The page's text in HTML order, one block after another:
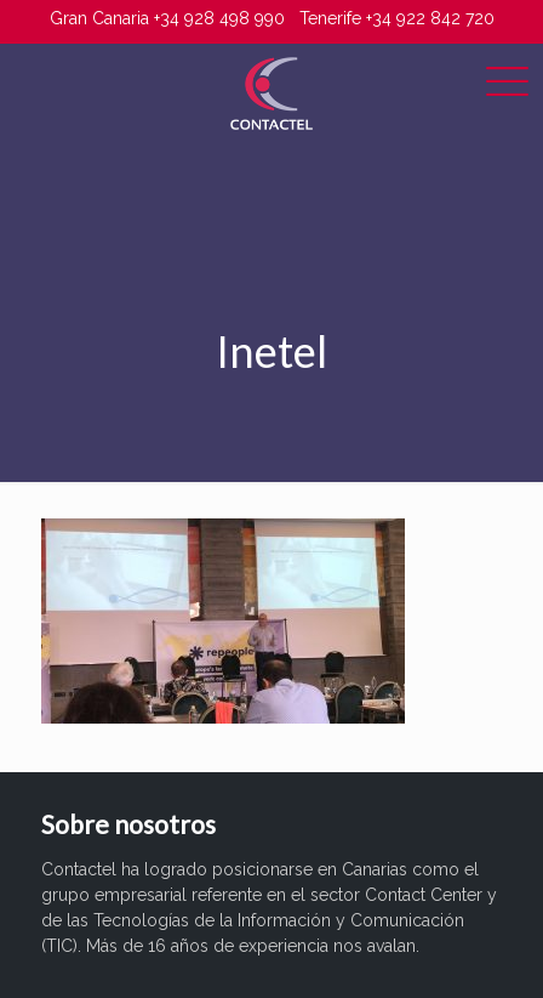
Gran Canaria +34 928 498 990 Tenerife +34 922 842 720
Inetel
Sobre nosotros
Contactel ha logrado posicionarse en Canarias como el
grupo empresarial referente en el sector Contact Center y
de las Tecnologías de la Información y Comunicación
(TIC). Más de 16 años de experiencia nos avalan.